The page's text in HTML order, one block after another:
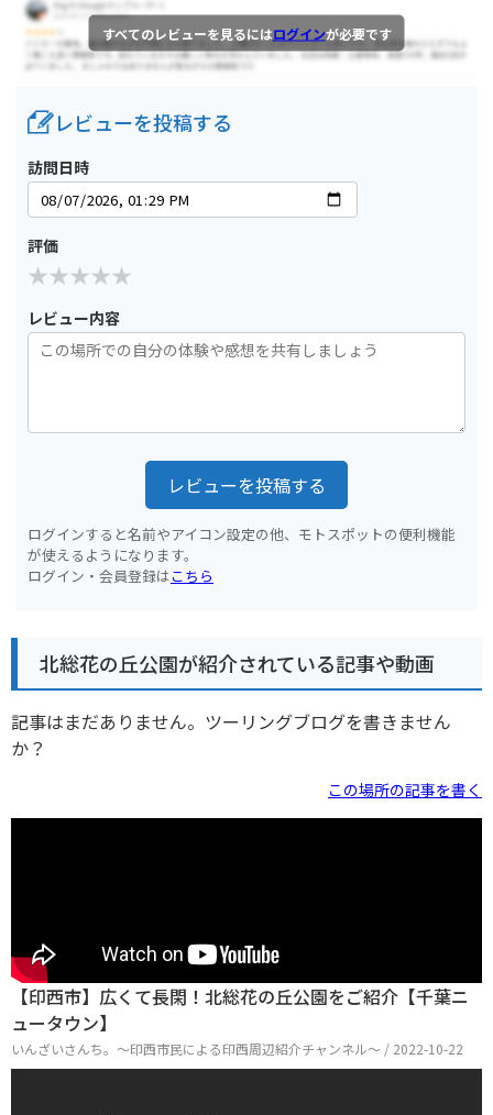
すべてのレビューを見るにはログインが必要です
レビューを投稿する
訪問日時
評価
レビュー内容
レビューを投稿する
ログインすると名前やアイコン設定の他、モトスポットの便利機能
が使えるようになります。
ログイン・会員登録はこちら
北総花の丘公園が紹介されている記事や動画
記事はまだありません。ツーリングブログを書きません
か？
この場所の記事を書く
【印西市】広くて長閑！北総花の丘公園をご紹介【千葉ニ
ュータウン】
いんざいさんち。〜印西市民による印西周辺紹介チャンネル〜 / 2022-10-22